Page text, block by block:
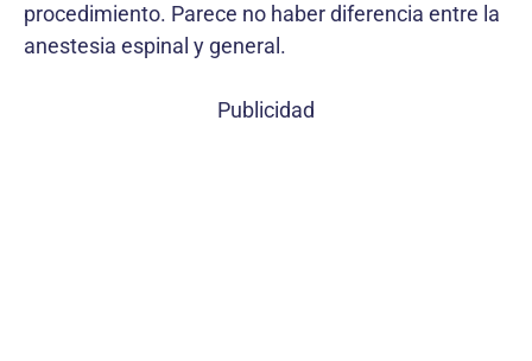
procedimiento. Parece no haber diferencia entre la
anestesia espinal y general.
Publicidad